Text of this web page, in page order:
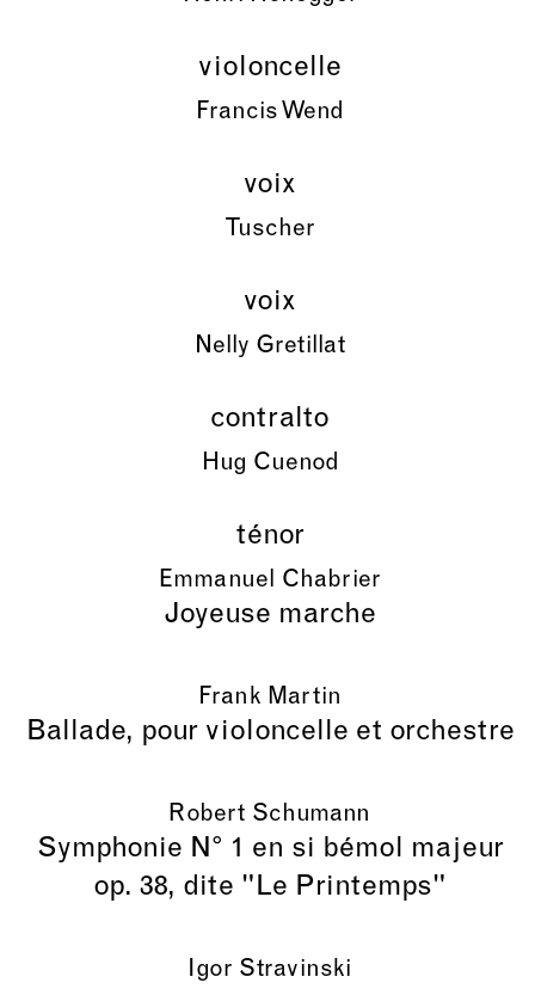
violoncelle
Francis Wend
voix
Tuscher
voix
Nelly Gretillat
contralto
Hug Cuenod
ténor
Emmanuel Chabrier
Joyeuse marche
Frank Martin
Ballade, pour violoncelle et orchestre
Robert Schumann
Symphonie N° 1 en si bémol majeur
op. 38, dite "Le Printemps"
Igor Stravinski